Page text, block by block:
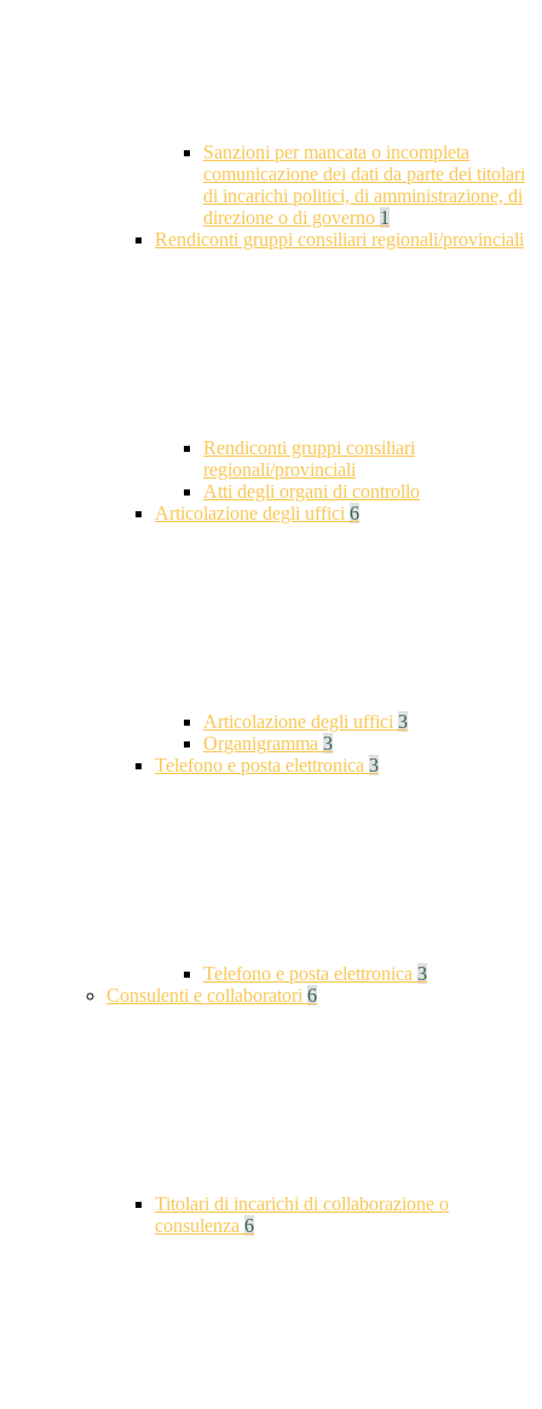
Sanzioni per mancata o incompleta
comunicazione dei dati da parte dei titolari
di incarichi politici, di amministrazione, di
direzione o di governo 1
Rendiconti gruppi consiliari regionali/provinciali
Rendiconti gruppi consiliari
regionali/provinciali
Atti degli organi di controllo
Articolazione degli uffici 6
Articolazione degli uffici 3
Organigramma 3
Telefono e posta elettronica 3
Telefono e posta elettronica 3
Consulenti e collaboratori 6
Titolari di incarichi di collaborazione o
consulenza 6